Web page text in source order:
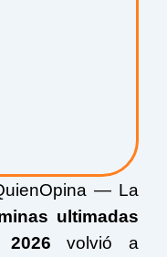
— La
ultimadas
volvió a